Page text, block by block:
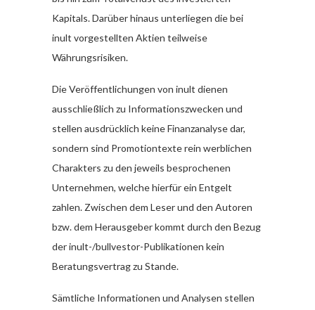
Kapitals. Darüber hinaus unterliegen die bei
inult vorgestellten Aktien teilweise
Währungsrisiken.
Die Veröffentlichungen von inult dienen
ausschließlich zu Informationszwecken und
stellen ausdrücklich keine Finanzanalyse dar,
sondern sind Promotiontexte rein werblichen
Charakters zu den jeweils besprochenen
Unternehmen, welche hierfür ein Entgelt
zahlen. Zwischen dem Leser und den Autoren
bzw. dem Herausgeber kommt durch den Bezug
der inult-/bullvestor-Publikationen kein
Beratungsvertrag zu Stande.
Sämtliche Informationen und Analysen stellen